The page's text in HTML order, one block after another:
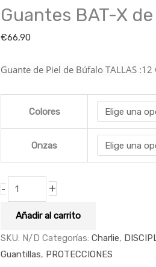
Guantes BAT-X
€66,90
Guante de Piel de Búfalo TALLAS
Colores
Onzas
-
cantidad
+
Añadir al carrito
SKU: N/D Categorías:Charlie,
Guantillas, PROTECCIONES